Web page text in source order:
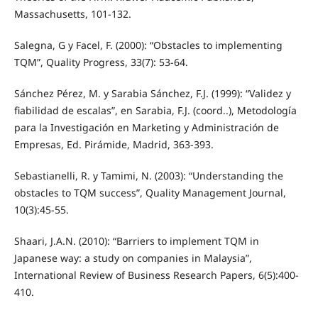
Massachusetts, 101-132.
Salegna, G y Facel, F. (2000): “Obstacles to implementing
TQM”, Quality Progress, 33(7): 53-64.
Sánchez Pérez, M. y Sarabia Sánchez, F.J. (1999): “Validez y
fiabilidad de escalas”, en Sarabia, F.J. (coord..), Metodología
para la Investigación en Marketing y Administración de
Empresas, Ed. Pirámide, Madrid, 363-393.
Sebastianelli, R. y Tamimi, N. (2003): “Understanding the
obstacles to TQM success”, Quality Management Journal,
10(3):45-55.
Shaari, J.A.N. (2010): “Barriers to implement TQM in
Japanese way: a study on companies in Malaysia”,
International Review of Business Research Papers, 6(5):400-
410.